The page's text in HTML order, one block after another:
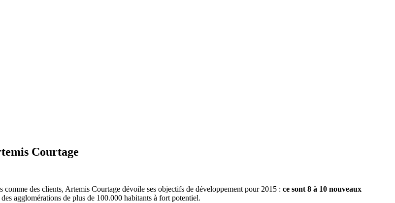
Courtage
des clients, Artemis Courtage dévoile ses objectifs de développement pour 2015 : ce sont 8 à 10 nouveaux
agglomérations de plus de 100.000 habitants à fort potentiel.